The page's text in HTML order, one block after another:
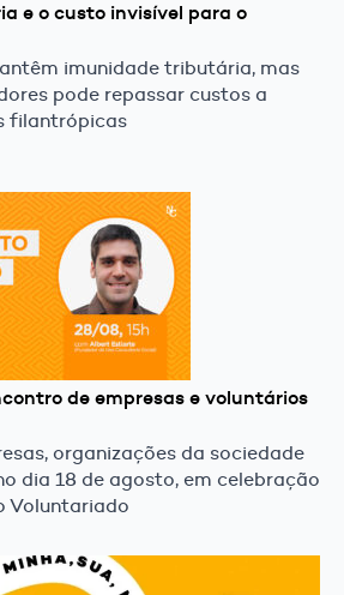
e o custo invisível para o
imunidade tributária, mas
pode repassar custos a
filantrópicas
de empresas e voluntários
organizações da sociedade
dia 18 de agosto, em celebração
Voluntariado